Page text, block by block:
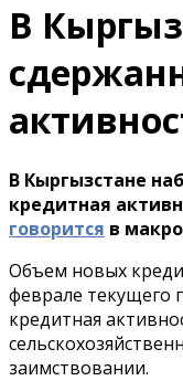
В
В Кыргызстане
кредитная
говорится в
Объем новых
феврале текущего
кредитная
заимствовании.